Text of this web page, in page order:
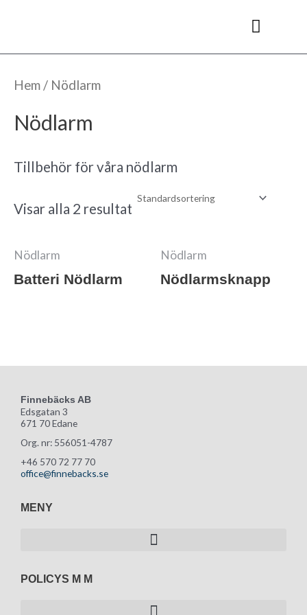
Hem / Nödlarm
Nödlarm
Tillbehör för våra nödlarm
Visar alla 2 resultat
Nödlarm
Batteri Nödlarm
Nödlarm
Nödlarmsknapp
Finnebäcks AB
Edsgatan 3
671 70 Edane
Org. nr: 556051-4787
+46 570 72 77 70
office@finnebacks.se
MENY
POLICYS M M